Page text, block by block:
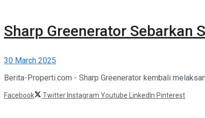
Sharp Greenerator Sebarkan
30 March 2025
Berita-Properti.com - Sharp Greenerator kembali
Facebook Twitter Instagram Youtube LinkedIn Pinterest